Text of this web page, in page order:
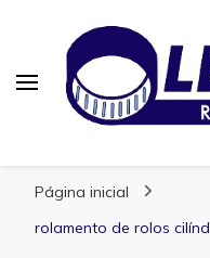
Página inicial
rolamento de rolos